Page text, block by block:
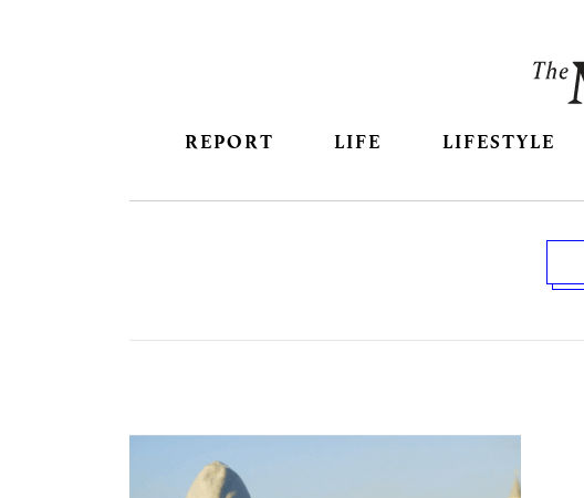
REPORT LIFE LIFESTYLE